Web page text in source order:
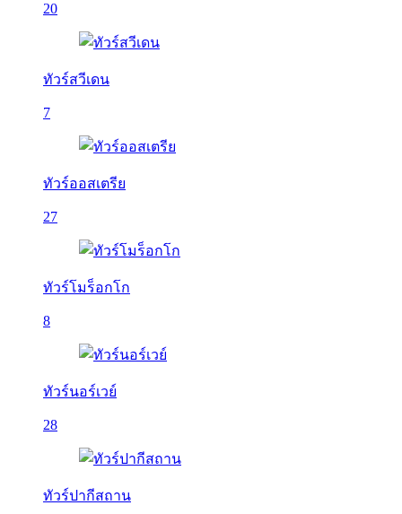
20
ทัวร์สวีเดน
7
ทัวร์ออสเตรีย
27
ทัวร์โมร็อกโก
8
ทัวร์นอร์เวย์
28
ทัวร์ปากีสถาน